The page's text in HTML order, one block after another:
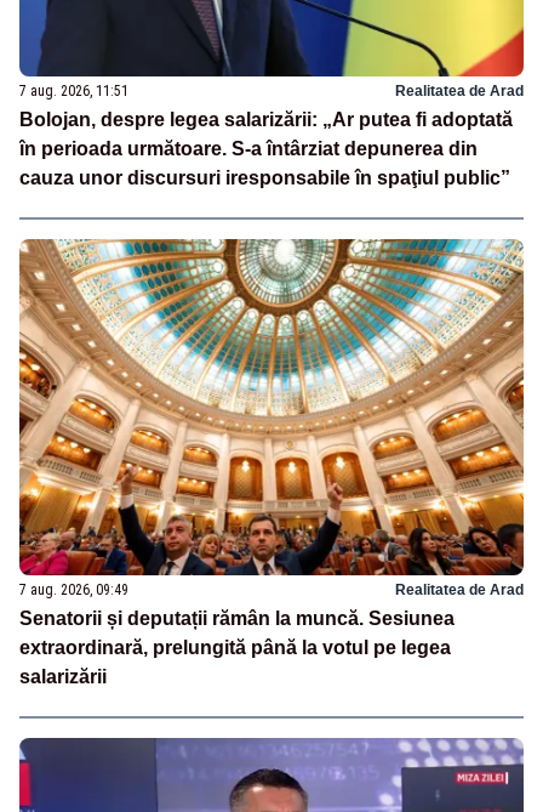
7 aug. 2026, 11:51 Realitatea de Arad
Bolojan, despre legea salarizării: „Ar putea fi adoptată
în perioada următoare. S-a întârziat depunerea din
cauza unor discursuri iresponsabile în spaţiul public”
7 aug. 2026, 09:49 Realitatea de Arad
Senatorii și deputații rămân la muncă. Sesiunea
extraordinară, prelungită până la votul pe legea
salarizării